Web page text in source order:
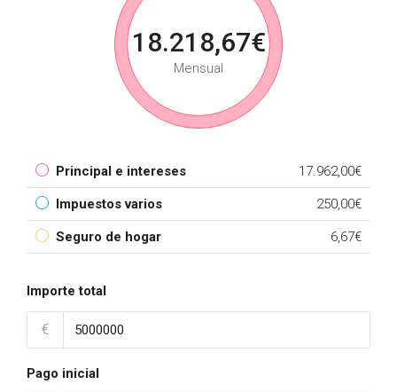
18.218,67€
Mensual
Principal e intereses 17.962,00€
Impuestos varios 250,00€
Seguro de hogar 6,67€
Importe total
€
Pago inicial